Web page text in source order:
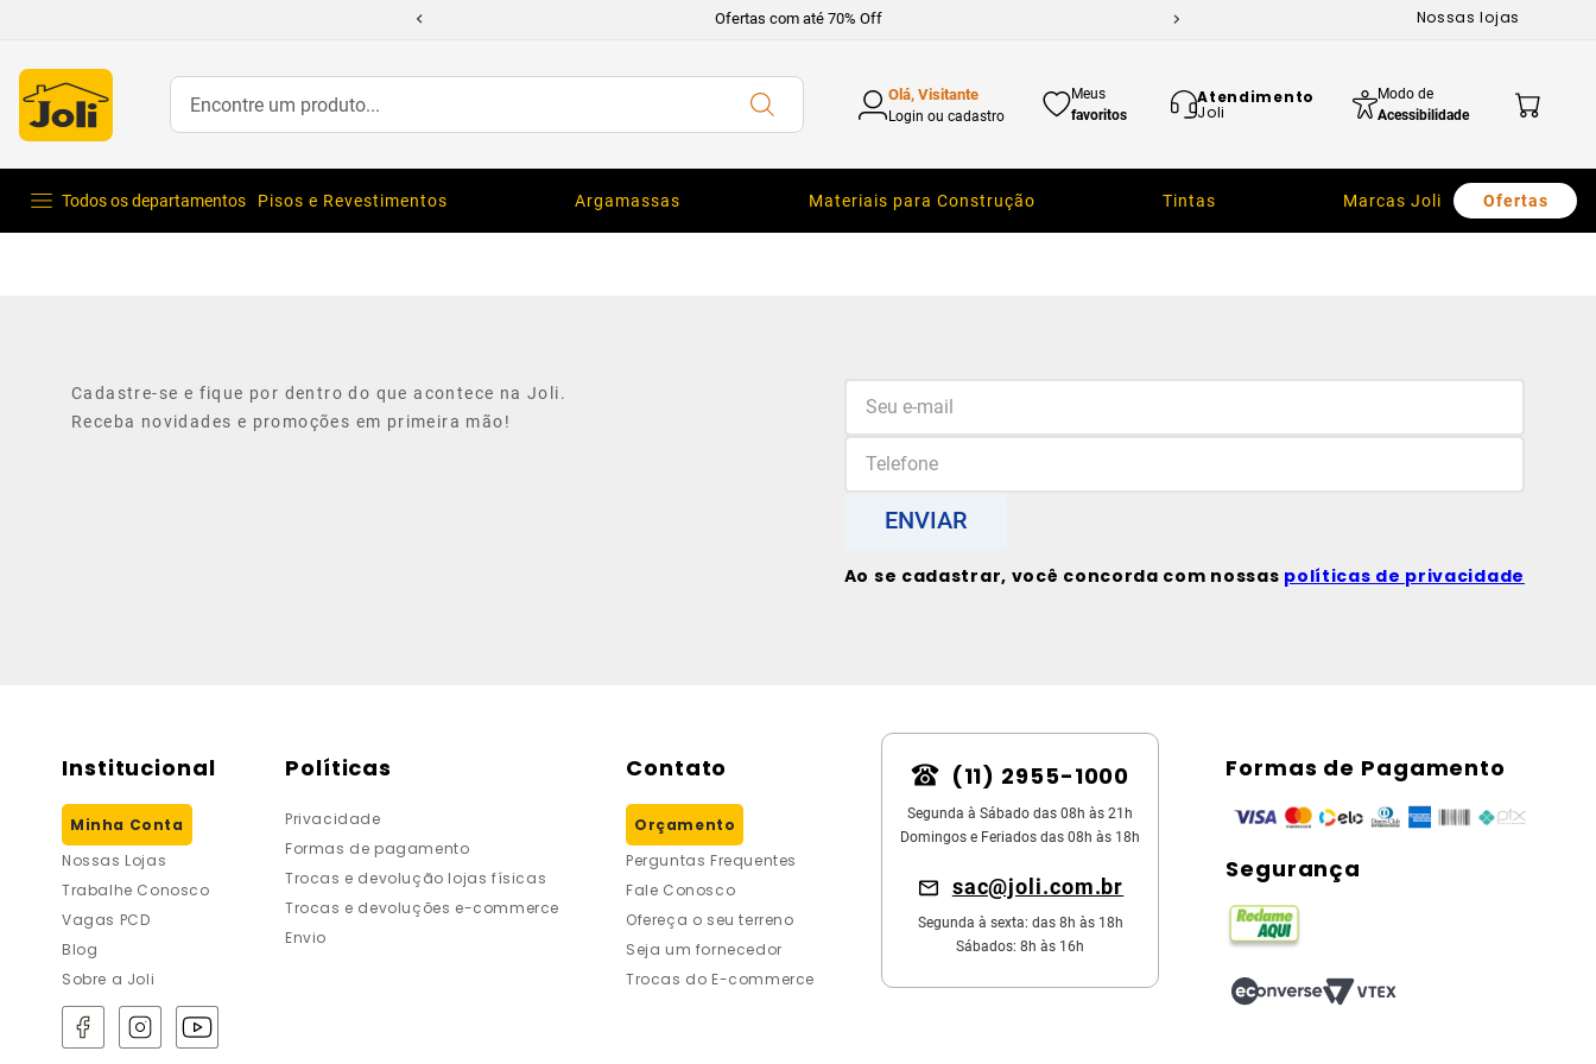
Ofertas com até 70% Off Nossas lojas
Encontre um produto... Olá, Visitante
Login ou cadastro
Meus
favoritos
Atendimento
Joli
Modo de
Acessibilidade
Todos os departamentos Pisos e Revestimentos Argamassas Materiais para Construção Tintas Marcas Joli Ofertas
Cadastre-se e fique por dentro do que acontece na Joli.
Receba novidades e promoções em primeira mão!
ENVIAR
Ao se cadastrar, você concorda com nossas políticas de privacidade
Institucional
Minha Conta
Nossas Lojas
Trabalhe Conosco
Vagas PCD
Blog
Sobre a Joli
Políticas
Privacidade
Formas de pagamento
Trocas e devolução lojas físicas
Trocas e devoluções e-commerce
Envio
Contato
Orçamento
Perguntas Frequentes
Fale Conosco
Ofereça o seu terreno
Seja um fornecedor
Trocas do E-commerce
(11) 2955-1000
Segunda à Sábado das 08h às 21h
Domingos e Feriados das 08h às 18h
sac@joli.com.br
Segunda à sexta: das 8h às 18h
Sábados: 8h às 16h
Formas de Pagamento
Segurança